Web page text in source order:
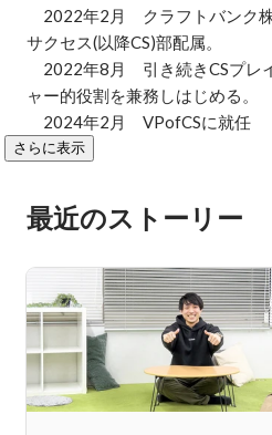
2022年2月　クラフトバンク
サクセス(以降CS)部配属。
2022年8月　引き続きCSプレ
ャー的役割を兼務しはじめる。
2024年2月　VPofCSに就任
さらに表示
最近のストーリー